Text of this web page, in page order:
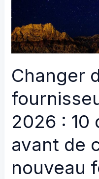
Changer
2026 : 10
avant de
nouveau